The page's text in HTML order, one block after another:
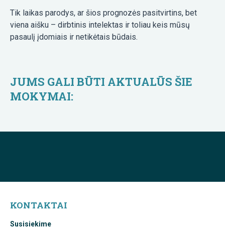
Tik laikas parodys, ar šios prognozės pasitvirtins, bet
viena aišku – dirbtinis intelektas ir toliau keis mūsų
pasaulį įdomiais ir netikėtais būdais.
JUMS GALI BŪTI AKTUALŪS ŠIE
MOKYMAI:
KONTAKTAI
Susisiekime